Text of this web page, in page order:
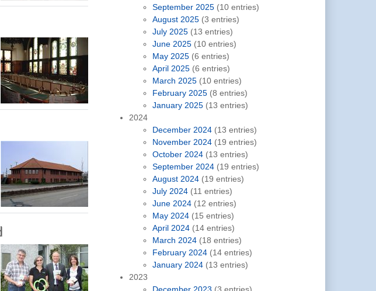
September 2025 (10 entries)
August 2025 (3 entries)
July 2025 (13 entries)
June 2025 (10 entries)
May 2025 (6 entries)
April 2025 (6 entries)
March 2025 (10 entries)
February 2025 (8 entries)
January 2025 (13 entries)
2024
December 2024 (13 entries)
November 2024 (19 entries)
October 2024 (13 entries)
September 2024 (19 entries)
August 2024 (19 entries)
July 2024 (11 entries)
June 2024 (12 entries)
May 2024 (15 entries)
April 2024 (14 entries)
March 2024 (18 entries)
February 2024 (14 entries)
January 2024 (13 entries)
2023